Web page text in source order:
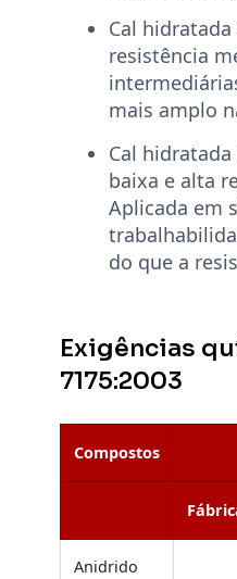
Cal hidratada
resistência
mais amplo
Cal hidratada
baixa e alta
Aplicada em
do que a
Exigências
7175:2003
Compostos
Anidrido